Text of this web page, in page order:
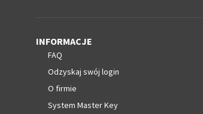
INFORMACJE
FAQ
Odzyskaj swój login
O firmie
System Master Key